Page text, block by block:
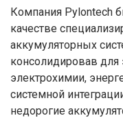
Компания Pylontech
качестве
аккумуляторных
консолидировав для
электрохимии,
системной
недорогие